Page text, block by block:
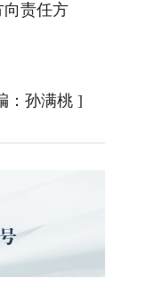
向责任方
：孙满桃 ]